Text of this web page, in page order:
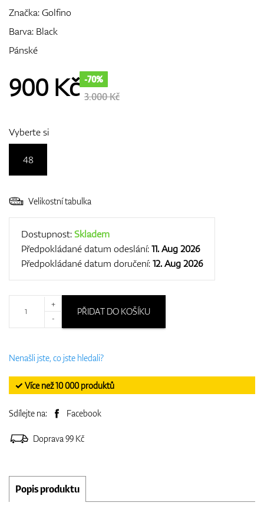
Doplňky
Značka:Golfino
Barva: Black
Pánské
900 Kč -70%
3.000 Kč
Vyberte si
48
Velikostní tabulka
Dostupnost:Skladem
Předpokládané datum odeslání:11. Aug 2026
Předpokládané datum doručení:12. Aug 2026
+
-
PŘIDAT DO KOŠÍKU
Nenašli jste, co jste hledali?
✓ Více než 10 000 produktů
Sdílejte na: Facebook
Doprava 99 Kč
Popis produktu